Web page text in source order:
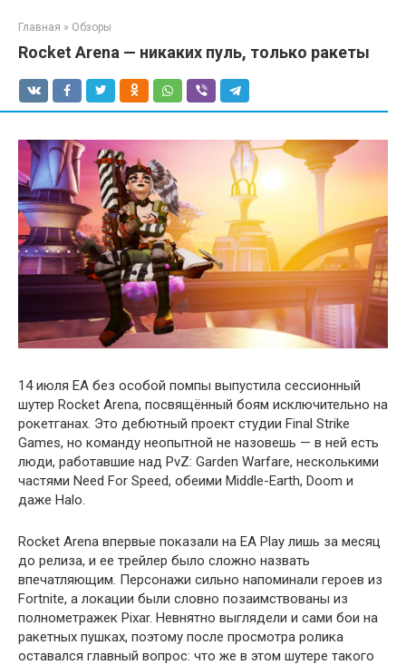
Главная » Обзоры
Rocket Arena — никаких пуль, только ракеты
14 июля EA без особой помпы выпустила сессионный
шутер Rocket Arena, посвящённый боям исключительно на
рокетганах. Это дебютный проект студии Final Strike
Games, но команду неопытной не назовешь — в ней есть
люди, работавшие над PvZ: Garden Warfare, несколькими
частями Need For Speed, обеими Middle-Earth, Doom и
даже Halo.
Rocket Arena впервые показали на EA Play лишь за месяц
до релиза, и ее трейлер было сложно назвать
впечатляющим. Персонажи сильно напоминали героев из
Fortnite, а локации были словно позаимствованы из
полнометражек Pixar. Невнятно выглядели и сами бои на
ракетных пушках, поэтому после просмотра ролика
оставался главный вопрос: что же в этом шутере такого